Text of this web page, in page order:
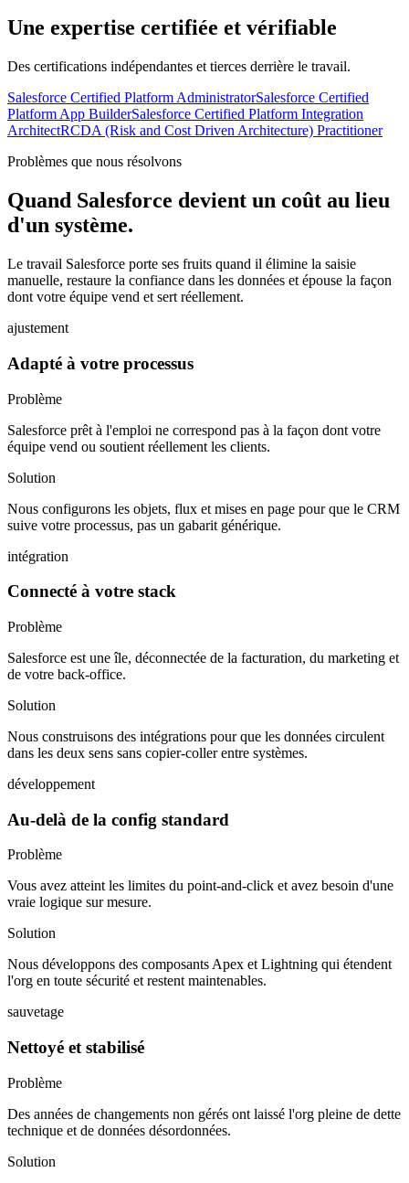
Une expertise certifiée et vérifiable
Des certifications indépendantes et tierces derrière le travail.
Salesforce Certified Platform AdministratorSalesforce Certified
Platform App BuilderSalesforce Certified Platform Integration
ArchitectRCDA (Risk and Cost Driven Architecture) Practitioner
Problèmes que nous résolvons
Quand Salesforce devient un coût au lieu
d'un système.
Le travail Salesforce porte ses fruits quand il élimine la saisie
manuelle, restaure la confiance dans les données et épouse la façon
dont votre équipe vend et sert réellement.
ajustement
Adapté à votre processus
Problème
Salesforce prêt à l'emploi ne correspond pas à la façon dont votre
équipe vend ou soutient réellement les clients.
Solution
Nous configurons les objets, flux et mises en page pour que le CRM
suive votre processus, pas un gabarit générique.
intégration
Connecté à votre stack
Problème
Salesforce est une île, déconnectée de la facturation, du marketing et
de votre back-office.
Solution
Nous construisons des intégrations pour que les données circulent
dans les deux sens sans copier-coller entre systèmes.
développement
Au-delà de la config standard
Problème
Vous avez atteint les limites du point-and-click et avez besoin d'une
vraie logique sur mesure.
Solution
Nous développons des composants Apex et Lightning qui étendent
l'org en toute sécurité et restent maintenables.
sauvetage
Nettoyé et stabilisé
Problème
Des années de changements non gérés ont laissé l'org pleine de dette
technique et de données désordonnées.
Solution